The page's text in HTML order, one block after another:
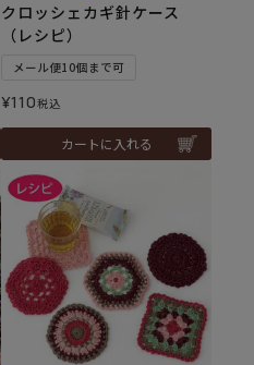
クロッシェカギ針ケース
（レシピ）
メール便10個まで可
¥110税込
カートに入れる